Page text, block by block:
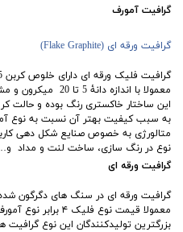
گرافیت آمورف
گرافیت ورقه ای (Flake Graphite)
این ساختار خاکستری رنگ بوده و حالت
به سبب کیفیت بهتر آن نسبت به نوع
متالورژی به خصوص صنایع شکل دهی
نوع در رنگ سازی، ساخت لنت و مداد
گرافیت ورقه ای
گرافیت ورقه ای در سنگ ‌های دگرگون
معمولا قیمت نوع
بزرگترین تولیدکنندگان این نوع گرافیت